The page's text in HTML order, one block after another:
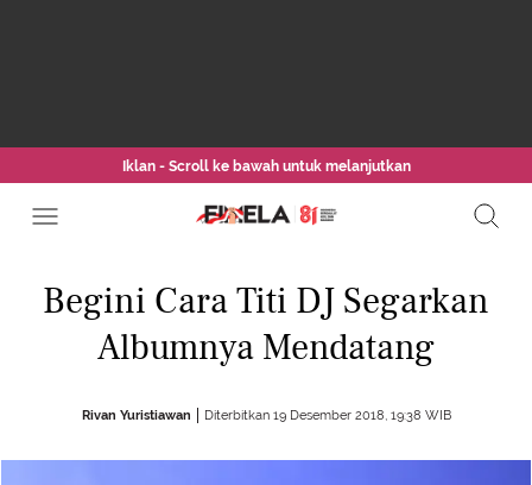
Iklan - Scroll ke bawah untuk melanjutkan
Begini Cara Titi DJ Segarkan
Albumnya Mendatang
Rivan Yuristiawan Diterbitkan 19 Desember 2018, 19:38 WIB